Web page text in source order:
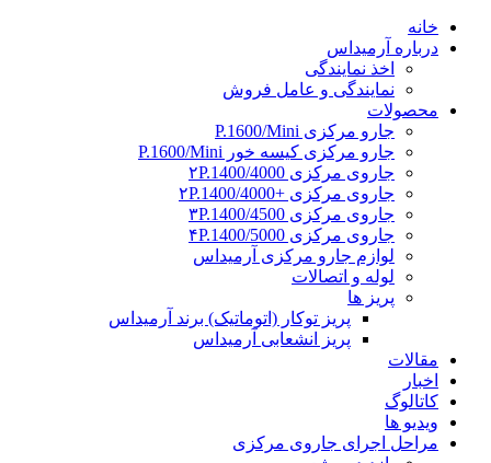
خانه
درباره آرمیداس
اخذ نمایندگی
نمایندگی و عامل فروش
محصولات
جارو مرکزی P.1600/Mini
جارو مرکزی کیسه خور P.1600/Mini
جاروی مرکزی ۲P.1400/4000
جاروی مرکزی +۲P.1400/4000
جاروی مرکزی ۳P.1400/4500
جاروی مرکزی ۴P.1400/5000
لوازم جارو مرکزی آرمیداس
لوله و اتصالات
پریز ها
پریز توکار (اتوماتیک) برند آرمیداس
پریز انشعابی آرمیداس
مقالات
اخبار
کاتالوگ
ویدیو ها
مراحل اجرای جاروی مرکزی